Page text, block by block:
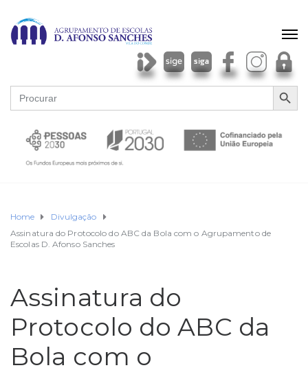
Search
for:
SEARCH
Home
Divulgação
Assinatura do Protocolo do ABC da Bola com o Agrupamento de
Escolas D. Afonso Sanches
Assinatura do
Protocolo do ABC da
Bola com o